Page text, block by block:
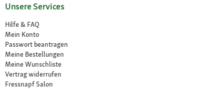
Unsere Services
Hilfe & FAQ
Mein Konto
Passwort beantragen
Meine Bestellungen
Meine Wunschliste
Vertrag widerrufen
Fressnapf Salon